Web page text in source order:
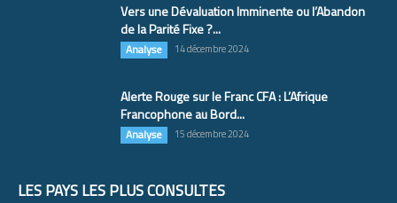
Vers une Dévaluation Imminente ou l’Abandon
de la Parité Fixe ?...
Analyse 14 décembre 2024
Alerte Rouge sur le Franc CFA : L’Afrique
Francophone au Bord...
Analyse 15 décembre 2024
LES PAYS LES PLUS CONSULTÉS